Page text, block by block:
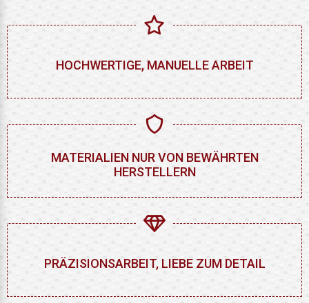
HOCHWERTIGE, MANUELLE ARBEIT
MATERIALIEN NUR VON BEWÄHRTEN
HERSTELLERN
PRÄZISIONSARBEIT, LIEBE ZUM DETAIL